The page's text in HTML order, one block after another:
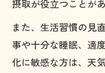
摂取が役立つことが
また、生活習慣の見
事や十分な睡眠、適
化に敏感な方は、天